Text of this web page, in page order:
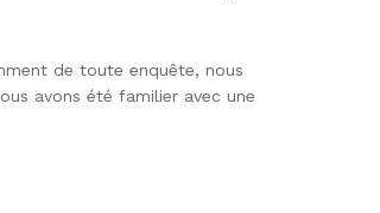
de toute enquête, nous
avons été familier avec une